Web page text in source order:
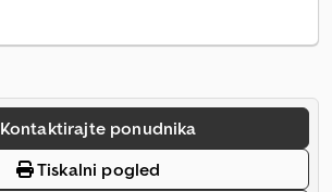
Kontaktirajte ponudnika
Tiskalni pogled